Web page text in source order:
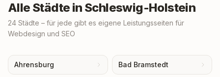
Alle Städte in Schleswig-Holstein
24 Städte – für jede gibt es eigene Leistungsseiten für
Webdesign und SEO
Ahrensburg Bad Bramstedt